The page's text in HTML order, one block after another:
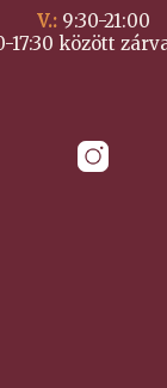
V.:9:30-21:00
17:30 között